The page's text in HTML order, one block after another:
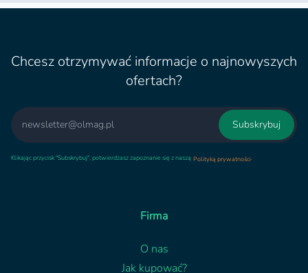
Chcesz otrzymywać informacje o najnowyszych
ofertach?
Email
Subskrybuj
Klikając przycisk "Subskrybuj", potwierdzasz zapoznanie się z naszą Polityką prywatności.
Firma
O nas
Jak kupować?